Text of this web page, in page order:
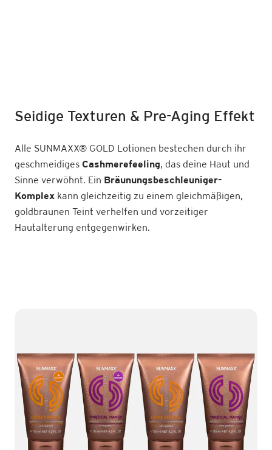
Seidige Texturen & Pre-Aging Effekt
Alle SUNMAXX® GOLD Lotionen bestechen durch ihr
geschmeidiges Cashmerefeeling, das deine Haut und
Sinne verwöhnt. Ein Bräunungsbeschleuniger-
Komplex kann gleichzeitig zu einem gleichmäßigen,
goldbraunen Teint verhelfen und vorzeitiger
Hautalterung entgegenwirken.